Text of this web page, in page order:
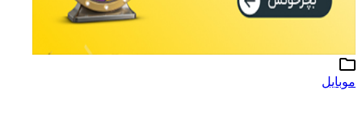
موبایل